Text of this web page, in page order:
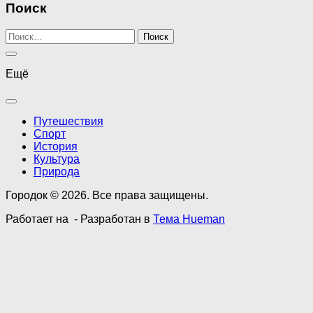
Поиск
Найти:
Ещё
Путешествия
Спорт
История
Культура
Природа
Городок © 2026. Все права защищены.
Работает на - Разработан в Тема Hueman